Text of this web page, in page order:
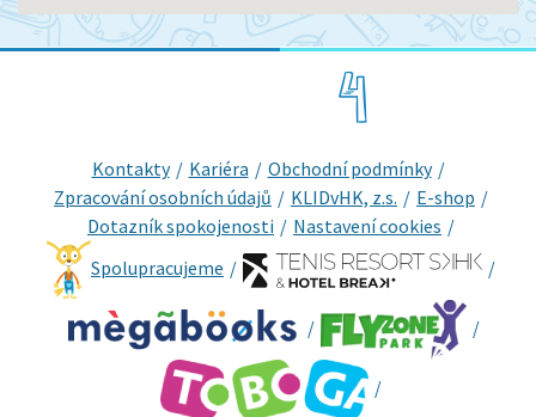
Kontakty Kariéra
Obchodní podmínky
Zpracování osobních údajů
KLIDvHK, z.s.
E-shop
Dotazník spokojenosti
Nastavení cookies
Spolupracujeme